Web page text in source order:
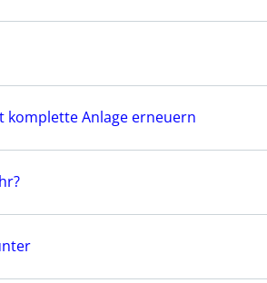
komplette Anlage erneuern